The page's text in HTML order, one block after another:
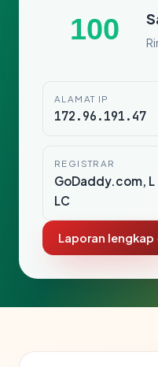
100
ALAMAT IP
172.96.191.47
REGISTRAR
GoDaddy.com, L
LC
Laporan lengkap